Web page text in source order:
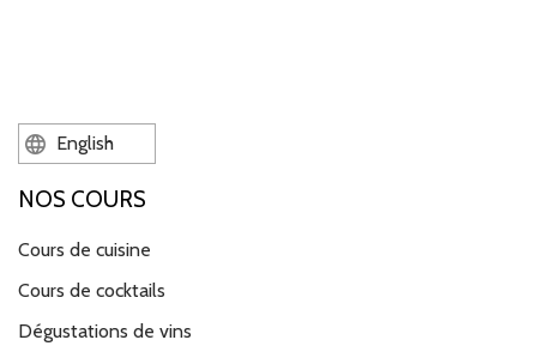
English
NOS COURS
Cours de cuisine
Cours de cocktails
Dégustations de vins